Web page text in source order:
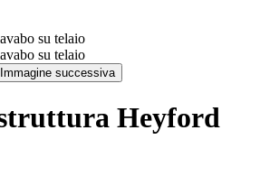
Immagine successiva
Heyford